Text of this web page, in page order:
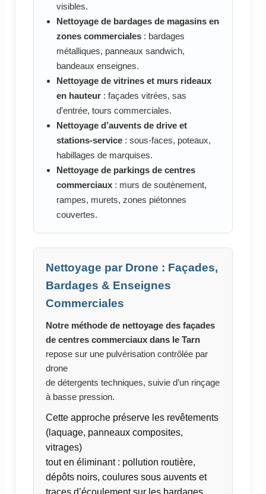
visibles.
Nettoyage de bardages de magasins en
zones commerciales: bardages
métalliques, panneaux sandwich,
bandeaux enseignes.
Nettoyage de vitrines et murs rideaux
en hauteur: façades vitrées, sas
d’entrée, tours commerciales.
Nettoyage d’auvents de drive et
stations-service: sous-faces, poteaux,
habillages de marquises.
Nettoyage de parkings de centres
commerciaux: murs de soutènement,
rampes, murets, zones piétonnes
couvertes.
Nettoyage par Drone : Façades,
Bardages & Enseignes
Commerciales
Notre méthode de nettoyage des façades
de centres commerciaux dans le Tarn
repose sur une pulvérisation contrôlée par
drone
de détergents techniques, suivie d’un rinçage
à basse pression.
Cette approche préserve les revêtements
(laquage, panneaux composites,
vitrages)
tout en éliminant : pollution routière,
dépôts noirs, coulures sous auvents et